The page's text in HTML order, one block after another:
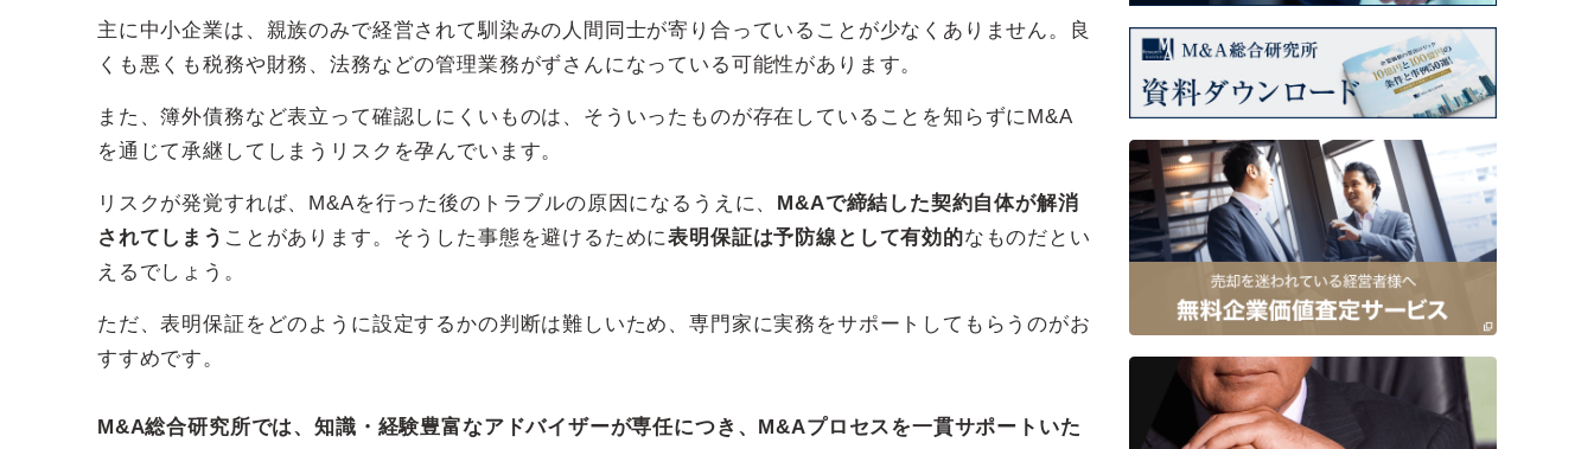
主に中小企業は、親族のみで経営されて馴染みの人間同士が寄り合っていることが少なくありません。良
くも悪くも税務や財務、法務などの管理業務がずさんになっている可能性があります。
また、簿外債務など表立って確認しにくいものは、そういったものが存在していることを知らずにM&A
を通じて承継してしまうリスクを孕んでいます。
リスクが発覚すれば、M&Aを行った後のトラブルの原因になるうえに、 M&Aで締結した契約自体が解消
されてしまう ことがあります。そうした事態を避けるために表明保証は予防線として有効的なものだとい
えるでしょう。
ただ、表明保証をどのように設定するかの判断は難しいため、専門家に実務をサポートしてもらうのがお
すすめです。
M&A総合研究所では、知識・経験豊富なアドバイザーが専任につき、M&Aプロセスを一貫サポートいた